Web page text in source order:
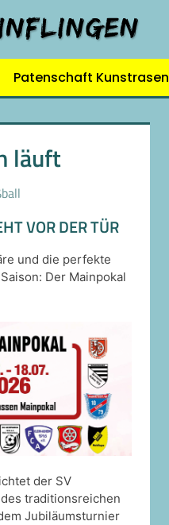
Patenschaft Kunstrasen
läuft
VOR DER TÜR
und die perfekte
Der Mainpokal
der SV
traditionsreichen
Jubiläumsturnier